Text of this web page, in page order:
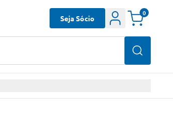
Seja Sócio
0